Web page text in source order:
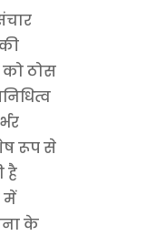
को ठोस
रूप से
है
में
के